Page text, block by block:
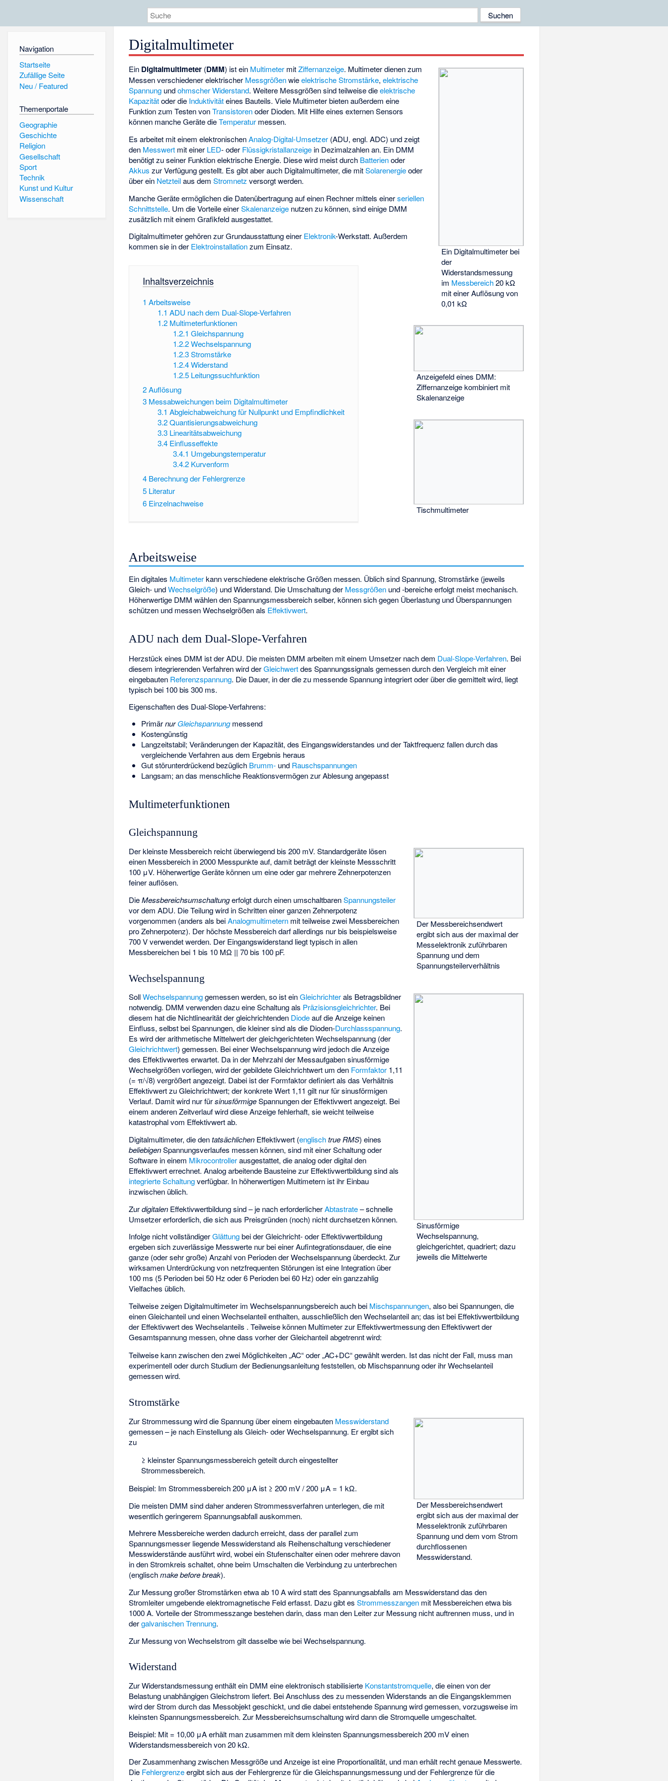
Navigation
Startseite
Zufällige Seite
Neu / Featured
Themenportale
Geographie
Geschichte
Religion
Gesellschaft
Sport
Technik
Kunst und Kultur
Wissenschaft
Digitalmultimeter
Ein Digitalmultimeter bei
der
Widerstandsmessung
im Messbereich20 kΩ
mit einer Auflösung von
0,01 kΩ
Anzeigefeld eines DMM:
Ziffernanzeige kombiniert mit
Skalenanzeige
Tischmultimeter
Ein Digitalmultimeter (DMM) ist ein Multimeter mitZiffernanzeige. Multimeter dienen zum
Messen verschiedener elektrischer Messgrößenwieelektrische Stromstärke,elektrische
Spannung undohmscher Widerstand. Weitere Messgrößen sind teilweise dieelektrische
Kapazitätoder die Induktivitäteines Bauteils. Viele Multimeter bieten außerdem eine
Funktion zum Testen vonTransistorenoder Dioden. Mit Hilfe eines externen Sensors
können manche Geräte dieTemperatur messen.
Es arbeitet mit einem elektronischenAnalog-Digital-Umsetzer (ADU, engl. ADC) und zeigt
den Messwert mit einer LED- oder Flüssigkristallanzeige in Dezimalzahlen an. Ein DMM
benötigt zu seiner Funktion elektrische Energie. Diese wird meist durch Batterienoder
Akkus zur Verfügung gestellt. Es gibt aber auch Digitalmultimeter, die mitSolarenergieoder
über ein Netzteilaus demStromnetz versorgt werden.
Manche Geräte ermöglichen die Datenübertragung auf einen Rechner mittels einerseriellen
Schnittstelle. Um die Vorteile einerSkalenanzeige nutzen zu können, sind einige DMM
zusätzlich mit einem Grafikfeld ausgestattet.
Digitalmultimeter gehören zur Grundausstattung einer Elektronik-Werkstatt. Außerdem
kommen sie in der Elektroinstallationzum Einsatz.
Inhaltsverzeichnis
1 Arbeitsweise
1.1 ADU nach dem Dual-Slope-Verfahren
1.2 Multimeterfunktionen
1.2.1 Gleichspannung
1.2.2 Wechselspannung
1.2.3 Stromstärke
1.2.4 Widerstand
1.2.5 Leitungssuchfunktion
2Auflösung
3 Messabweichungen beim Digitalmultimeter
3.1 Abgleichabweichung für Nullpunkt und Empfindlichkeit
3.2 Quantisierungsabweichung
3.3 Linearitätsabweichung
3.4 Einflusseffekte
3.4.1 Umgebungstemperatur
3.4.2 Kurvenform
4 Berechnung der Fehlergrenze
5 Literatur
6 Einzelnachweise
Arbeitsweise
Ein digitales Multimeterkann verschiedene elektrische Größen messen. Üblich sind Spannung, Stromstärke (jeweils
Gleich- undWechselgröße) und Widerstand. Die Umschaltung der Messgrößen und -bereiche erfolgt meist mechanisch.
Höherwertige DMM wählen den Spannungsmessbereich selber, können sich gegen Überlastung und Überspannungen
schützen und messen Wechselgrößen als Effektivwert.
ADU nach dem Dual-Slope-Verfahren
Herzstück eines DMM ist der ADU. Die meisten DMM arbeiten mit einem Umsetzer nach dem Dual-Slope-Verfahren. Bei
diesem integrierenden Verfahren wird derGleichwertdes Spannungssignals gemessen durch den Vergleich mit einer
eingebauten Referenzspannung. Die Dauer, in der die zu messende Spannung integriert oder über die gemittelt wird, liegt
typisch bei 100 bis 300 ms.
Eigenschaften des Dual-Slope-Verfahrens:
PrimärnurGleichspannungmessend
Kostengünstig
Langzeitstabil; Veränderungen der Kapazität, des Eingangswiderstandes und der Taktfrequenz fallen durch das
vergleichende Verfahren aus dem Ergebnis heraus
Gut störunterdrückend bezüglich Brumm-und Rauschspannungen
Langsam; an das menschliche Reaktionsvermögen zur Ablesung angepasst
Multimeterfunktionen
Gleichspannung
Der Messbereichsendwert
ergibt sich aus der maximal der
Messelektronik zuführbaren
Spannung und dem
Spannungsteilerverhältnis
Der kleinste Messbereich reicht überwiegend bis 200 mV. Standardgeräte lösen
einen Messbereich in 2000 Messpunkte auf, damit beträgt der kleinste Messschritt
100 μV. Höherwertige Geräte können um eine oder gar mehrere Zehnerpotenzen
feiner auflösen.
DieMessbereichsumschaltungerfolgt durch einen umschaltbarenSpannungsteiler
vor dem ADU. Die Teilung wird in Schritten einer ganzen Zehnerpotenz
vorgenommen (anders als beiAnalogmultimetern mit teilweise zwei Messbereichen
pro Zehnerpotenz). Der höchste Messbereich darf allerdings nur bis beispielsweise
700 V verwendet werden. Der Eingangswiderstand liegt typisch in allen
Messbereichen bei 1 bis 10 MΩ || 70 bis 100 pF.
Wechselspannung
Sinusförmige
Wechselspannung,
gleichgerichtet, quadriert; dazu
jeweils die Mittelwerte
SollWechselspannunggemessen werden, so ist einGleichrichterals Betragsbildner
notwendig. DMM verwenden dazu eine Schaltung als Präzisionsgleichrichter. Bei
diesem hat die Nichtlinearität der gleichrichtenden Diodeauf die Anzeige keinen
Einfluss, selbst bei Spannungen, die kleiner sind als die Dioden-Durchlassspannung.
Es wird der arithmetische Mittelwert der gleichgerichteten Wechselspannung (der
Gleichrichtwert) gemessen. Bei einer Wechselspannung wird jedoch die Anzeige
des Effektivwertes erwartet. Da in der Mehrzahl der Messaufgaben sinusförmige
Wechselgrößen vorliegen, wird der gebildete Gleichrichtwert um den Formfaktor 1,11
(= π/√8) vergrößert angezeigt. Dabei ist der Formfaktor definiert als das Verhältnis
Effektivwert zu Gleichrichtwert; der konkrete Wert 1,11 gilt nur für sinusförmigen
Verlauf. Damit wird nur fürsinusförmigeSpannungen der Effektivwert angezeigt. Bei
einem anderen Zeitverlauf wird diese Anzeige fehlerhaft, sie weicht teilweise
katastrophal vom Effektivwert ab.
Digitalmultimeter, die dentatsächlichen Effektivwert (englisch true RMS) eines
beliebigenSpannungsverlaufes messen können, sind mit einer Schaltung oder
Software in einem Mikrocontrollerausgestattet, die analog oder digital den
Effektivwert errechnet. Analog arbeitende Bausteine zur Effektivwertbildungsind als
integrierte Schaltungverfügbar. In höherwertigen Multimetern ist ihr Einbau
inzwischen üblich.
Zurdigitalen Effektivwertbildung sind – je nach erforderlicherAbtastrate– schnelle
Umsetzer erforderlich, die sich aus Preisgründen (noch) nicht durchsetzen können.
Infolge nicht vollständigerGlättungbei der Gleichricht- oder Effektivwertbildung
ergeben sich zuverlässige Messwerte nur bei einer Aufintegrationsdauer, die eine
ganze (oder sehr große) Anzahl von Perioden der Wechselspannung überdeckt. Zur
wirksamen Unterdrückung von netzfrequenten Störungen ist eine Integration über
100 ms (5 Perioden bei 50 Hz oder 6 Perioden bei 60 Hz) oder ein ganzzahlig
Vielfaches üblich.
Teilweise zeigen Digitalmultimeter im Wechselspannungsbereich auch bei Mischspannungen, also bei Spannungen, die
einen Gleichanteil und einen Wechselanteilenthalten, ausschließlich den Wechselanteil an; das ist bei Effektivwertbildung
der Effektivwert des Wechselanteils . Teilweise können Multimeter zur Effektivwertmessung den Effektivwert der
Gesamtspannung messen, ohne dass vorher der Gleichanteil abgetrennt wird:
Teilweise kann zwischen den zwei Möglichkeiten „AC“ oder „AC+DC“ gewählt werden. Ist das nicht der Fall, muss man
experimentell oder durch Studium der Bedienungsanleitung feststellen, ob Mischspannung oder ihr Wechselanteil
gemessen wird.
Stromstärke
Der Messbereichsendwert
ergibt sich aus der maximal der
Messelektronik zuführbaren
Spannung und dem vom Strom
durchflossenen
Messwiderstand.
Zur Strommessung wird die Spannung über einem eingebauten Messwiderstand
gemessen – je nach Einstellung als Gleich- oder Wechselspannung. Er ergibt sich
zu
≥ kleinster Spannungsmessbereich geteilt durch eingestellter
Strommessbereich.
Beispiel: Im Strommessbereich 200 μA ist ≥ 200 mV / 200 μA = 1 kΩ.
Die meisten DMM sind daher anderen Strommessverfahren unterlegen, die mit
wesentlich geringerem Spannungsabfall auskommen.
Mehrere Messbereiche werden dadurch erreicht, dass der parallel zum
Spannungsmesser liegende Messwiderstand als Reihenschaltung verschiedener
Messwiderstände ausführt wird, wobei ein Stufenschalter einen oder mehrere davon
in den Stromkreis schaltet, ohne beim Umschalten die Verbindung zu unterbrechen
(englischmake before break).
Zur Messung großer Stromstärken etwa ab 10 A wird statt des Spannungsabfalls am Messwiderstand das den
Stromleiter umgebende elektromagnetische Feld erfasst. Dazu gibt esStrommesszangen mit Messbereichen etwa bis
1000 A. Vorteile der Strommesszange bestehen darin, dass man den Leiter zur Messung nicht auftrennen muss, und in
dergalvanischen Trennung.
Zur Messung von Wechselstrom gilt dasselbe wie bei Wechselspannung.
Widerstand
Zur Widerstandsmessung enthält ein DMM eine elektronisch stabilisierte Konstantstromquelle, die einen von der
Belastung unabhängigen Gleichstrom liefert. Bei Anschluss des zu messenden Widerstands an die Eingangsklemmen
wird der Strom durch das Messobjekt geschickt, und die dabei entstehende Spannung wird gemessen, vorzugsweise im
kleinsten Spannungsmessbereich. Zur Messbereichsumschaltung wird dann die Stromquelle umgeschaltet.
Beispiel: Mit = 10,00 μA erhält man zusammen mit dem kleinsten Spannungsmessbereich 200 mV einen
Widerstandsmessbereich von 20 kΩ.
Der Zusammenhang zwischen Messgröße und Anzeige ist eine Proportionalität, und man erhält recht genaue Messwerte.
Die Fehlergrenzeergibt sich aus der Fehlergrenze für die Gleichspannungsmessung und der Fehlergrenze für die